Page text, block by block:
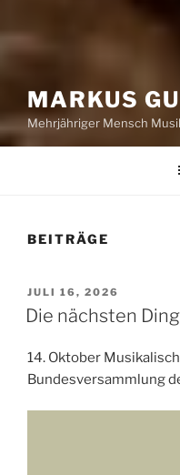
MARKUS
Mehrjähriger Mensch
BEITRÄGE
VERÖFFENTLICHT
AM
JULI 16, 2026
Die nächsten
14. Oktober
Bundesversammlung